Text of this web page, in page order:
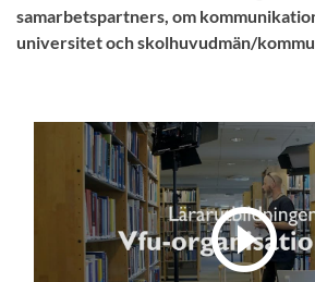
samarbetspartners, om
universitet och skolhuvudmän/